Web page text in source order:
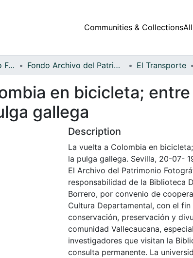
Communities & Collections
Archivo del Patrimonio Fotográfico y Fílmico del Valle del Cauca Fondo Archivo del Patrimonio Fotográfico y Fílmico del Valle del Cauca El Transporte
en bicicleta;
gallega
Description
La vuelta a Colombia en
la pulga gallega. Sevilla, 20-07-
El Archivo del Patrimonio
responsabilidad de la Biblioteca
Borrero, por convenio de
Cultura Departamental, con el
conservación, preservación y
comunidad Vallecaucana,
investigadores que visitan la
consulta permanente. La